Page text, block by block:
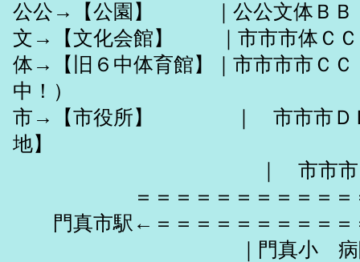
公公→【公園】 ｜公公
文→【文化会館】 ｜市市市体ＣＣ
体→【旧６中体育館】｜市市市
中！）
市→【市役所】 ｜ 市市市ＤＤ
地】
｜ 市市市ＤＤ｜ （旧
＝＝＝＝＝＝＝＝
門真市駅←＝＝＝＝＝
｜門真